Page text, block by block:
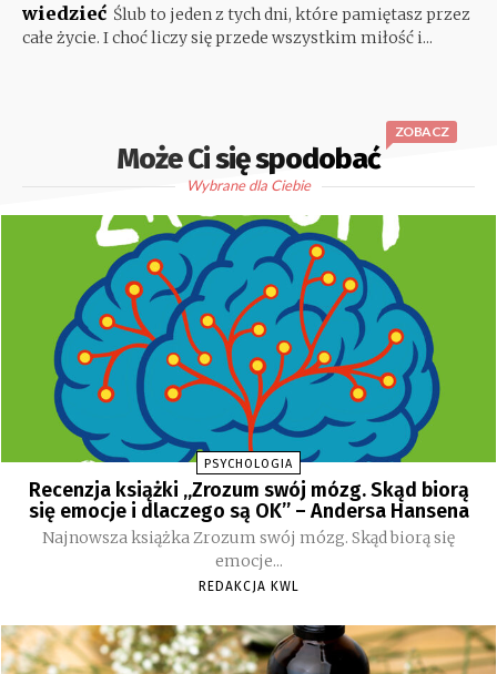
wiedzieć Ślub to jeden z tych dni, które pamiętasz przez
całe życie. I choć liczy się przede wszystkim miłość i...
Może Ci się spodobać
ZOBACZ
Wybrane dla Ciebie
PSYCHOLOGIA
Recenzja książki „Zrozum swój mózg. Skąd biorą
się emocje i dlaczego są OK” – Andersa Hansena
Najnowsza książka Zrozum swój mózg. Skąd biorą się
emocje...
REDAKCJA KWL